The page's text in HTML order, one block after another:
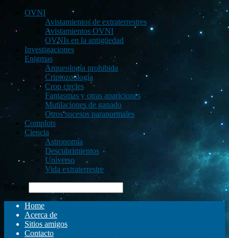
OVNI
Avistamientos de extraterrestres
Avistamientos OVNI
OVNIs en la antigüedad
Investigaciones
Enigmas
Arqueología prohibida
Criptozoología
Crop circles
Fantasmas y otras apariciones
Mutilaciones de ganado
Otros sucesos paranormales
Complots
Ciencia
Astronomía
Descubrimientos
Universo
Vida extraterrestre
Buscar
Home
Acerca de
Sitios amigos
Contacto